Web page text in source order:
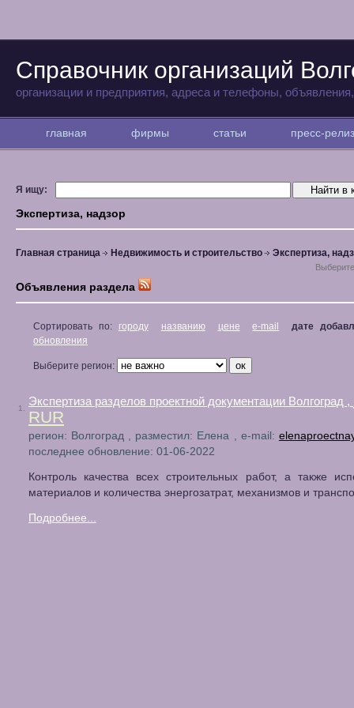
Справочник организаций
организации и предприятия, адреса и телефоны,
главная фирмы статьи пресс-
Я ищу:
Экспертиза, надзор
Главная страница Недвижимость и строительство Экспертиза,
Объявления раздела
Сортировать по: городу названию цене e-mail
дате
обновления
Выберите регион:
1.
Экспертиза разделов проектной документации Волгоград ,
RUR
регион: Волгоград , разместил: Елена , e-mail:
последнее обновление: 01-06-2022
Контроль качества всех строительных работ, а также
материалов и количества энергозатрат, механизмов и
Подробнее...